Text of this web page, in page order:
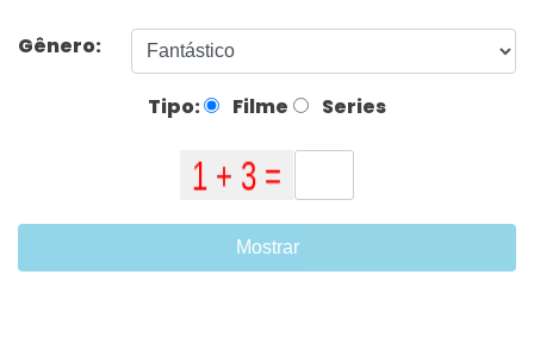
Gênero:
Tipo: Filme Series
Mostrar